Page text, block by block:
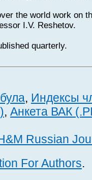
the world work on
I.V. Reshetov.
quarterly.
, Индексы
, Анкета ВАК
Russian
For Authors.